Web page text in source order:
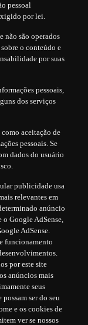
pessoal
por lei.
não são operados
o conteúdo e
por suas
pessoais,
dos serviços
aceitação de
pessoais. Se
dados do usuário
publicidade usa
relevantes em
anúncio
o Google AdSense,
AdSense.
funcionamento
​​por este site
anúncios mais
seus
ser do seu
e os cookies de
ver se nossos